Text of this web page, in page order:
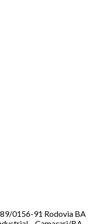
0156-91 Rodovia BA